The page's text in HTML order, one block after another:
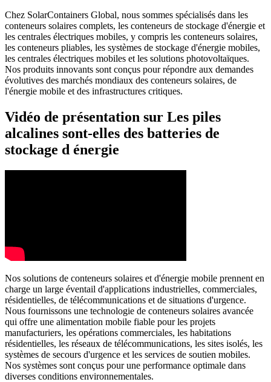
Chez SolarContainers Global, nous sommes spécialisés dans les
conteneurs solaires complets, les conteneurs de stockage d'énergie et
les centrales électriques mobiles, y compris les conteneurs solaires,
les conteneurs pliables, les systèmes de stockage d'énergie mobiles,
les centrales électriques mobiles et les solutions photovoltaïques.
Nos produits innovants sont conçus pour répondre aux demandes
évolutives des marchés mondiaux des conteneurs solaires, de
l'énergie mobile et des infrastructures critiques.
Vidéo de présentation sur Les piles
alcalines sont-elles des batteries de
stockage d énergie
Nos solutions de conteneurs solaires et d'énergie mobile prennent en
charge un large éventail d'applications industrielles, commerciales,
résidentielles, de télécommunications et de situations d'urgence.
Nous fournissons une technologie de conteneurs solaires avancée
qui offre une alimentation mobile fiable pour les projets
manufacturiers, les opérations commerciales, les habitations
résidentielles, les réseaux de télécommunications, les sites isolés, les
systèmes de secours d'urgence et les services de soutien mobiles.
Nos systèmes sont conçus pour une performance optimale dans
diverses conditions environnementales.